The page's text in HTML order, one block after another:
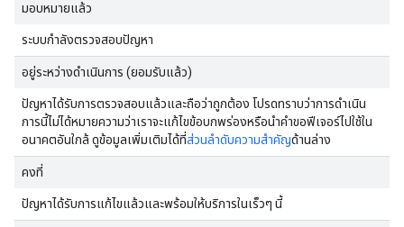
มอบหมายแล้ว
ระบบกำลังตรวจสอบปัญหา
อยู่ระหว่างดำเนินการ (ยอมรับแล้ว)
ปัญหาได้รับการตรวจสอบแล้วและถือว่าถูกต้อง โปรดทราบว่าการดำเนิน
การนี้ไม่ได้หมายความว่าเราจะแก้ไขข้อบกพร่องหรือนำคำขอฟีเจอร์ไปใช้ใน
อนาคตอันใกล้ ดูข้อมูลเพิ่มเติมได้ที่ส่วนลำดับความสำคัญด้านล่าง
คงที่
ปัญหาได้รับการแก้ไขแล้วและพร้อมให้บริการในเร็วๆ นี้